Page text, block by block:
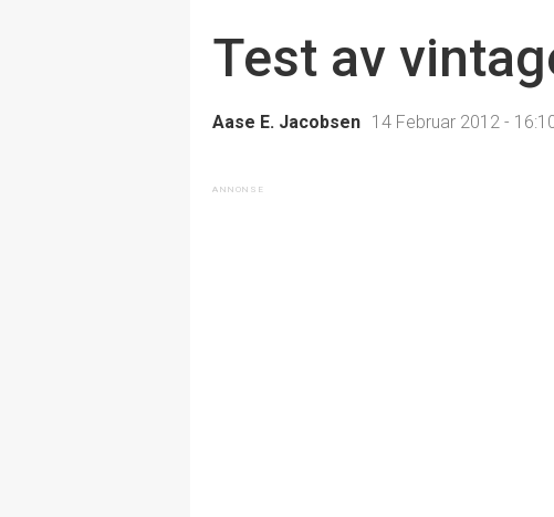
Test av
Aase E. Jacobsen 14 Februar 2012 -